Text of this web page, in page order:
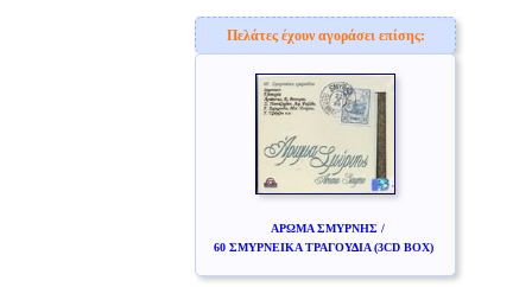
Πελάτες έχουν αγοράσει επίσης:
ΑΡΩΜΑ ΣΜΥΡΝΗΣ /
60 ΣΜΥΡΝΕΙΚΑ ΤΡΑΓΟΥΔΙΑ (3CD BOX)